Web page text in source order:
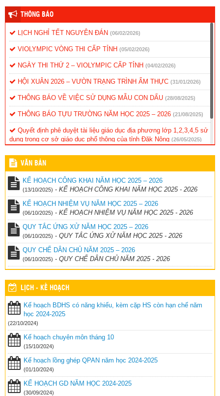
THÔNG BÁO
LỊCH NGHỈ TẾT NGUYÊN ĐÁN (06/02/2026)
VIOLYMPIC VÒNG THI CẤP TỈNH (05/02/2026)
NGÀY THI THỨ 2 – VIOLYMPIC CẤP TỈNH (04/02/2026)
HỘI XUÂN 2026 – VƯỜN TRẠNG TRÌNH ẨM THỰC (31/01/2026)
THÔNG BÁO VỀ VIỆC SỬ DỤNG MẪU CON DẤU (28/08/2025)
THÔNG BÁO TỰU TRƯỜNG NĂM HỌC 2025 – 2026 (21/08/2025)
Quyết định phê duyệt tài liệu giáo dục địa phương lớp 1,2,3,4,5 sử
dụng trong cơ sở giáo dục phổ thông của tỉnh Đăk Nông (26/05/2025)
Thống kê đánh gia năng lực, phẩm chất học sinh cuối năm
(26/05/2025)
VĂN BẢN
KẾ HOẠCH CÔNG KHAI NĂM HỌC 2025 – 2026
(13/10/2025) - KẾ HOẠCH CÔNG KHAI NĂM HỌC 2025 - 2026
KẾ HOẠCH NHIỆM VỤ NĂM HỌC 2025 – 2026
(06/10/2025) - KẾ HOẠCH NHIỆM VỤ NĂM HỌC 2025 - 2026
QUY TẮC ỨNG XỬ NĂM HỌC 2025 – 2026
(06/10/2025) - QUY TẮC ỨNG XỬ NĂM HỌC 2025 - 2026
QUY CHẾ DÂN CHỦ NĂM 2025 – 2026
(06/10/2025) - QUY CHẾ DÂN CHỦ NĂM 2025 - 2026
LỊCH - KẾ HOẠCH
Kế hoạch BDHS có năng khiếu, kèm cặp HS còn hạn chế năm
học 2024-2025
(22/10/2024)
Kế hoạch chuyên môn tháng 10
(15/10/2024)
Kế hoạch lồng ghép QPAN năm học 2024-2025
(01/10/2024)
KẾ HOẠCH GD NĂM HỌC 2024-2025
(30/09/2024)